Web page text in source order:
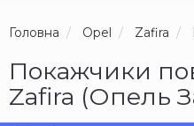
Головна Opel Zafira
Покажчики
Zafira (Опель